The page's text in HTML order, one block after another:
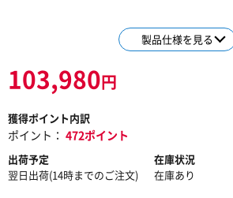
製品仕様を見る
103,980円
獲得ポイント内訳
ポイント： 472ポイント
出荷予定
翌日出荷(14時までのご注文)
在庫状況
在庫あり